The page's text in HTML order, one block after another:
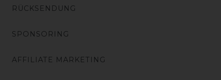
RÜCKSENDUNG
SPONSORING
AFFILIATE MARKETING